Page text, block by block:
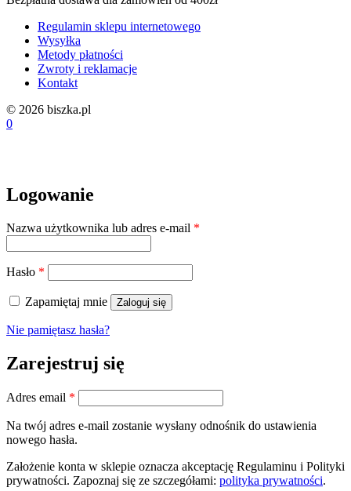
Regulamin sklepu internetowego
Wysyłka
Metody płatności
Zwroty i reklamacje
Kontakt
© 2026 biszka.pl
0
Logowanie
Nazwa użytkownika lub adres e-mail *
Hasło *
Zapamiętaj mnie Zaloguj się
Nie pamiętasz hasła?
Zarejestruj się
Adres email *
Na twój adres e-mail zostanie wysłany odnośnik do ustawienia
nowego hasła.
Założenie konta w sklepie oznacza akceptację Regulaminu i Polityki
prywatności. Zapoznaj się ze szczegółami: polityka prywatności.